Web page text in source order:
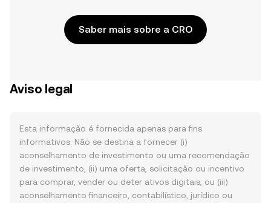
Saber mais sobre a CRO
Aviso legal
Esta informação é fornecida apenas para fins
informativos. Não se destina a fornecer (i)
aconselhamento de investimento ou uma recomendação
de investimento, (ii) uma oferta, solicitação ou incentivo
para comprar, vender ou deter ativos digitais, ou (iii)
aconselhamento financeiro, contabilístico, jurídico ou